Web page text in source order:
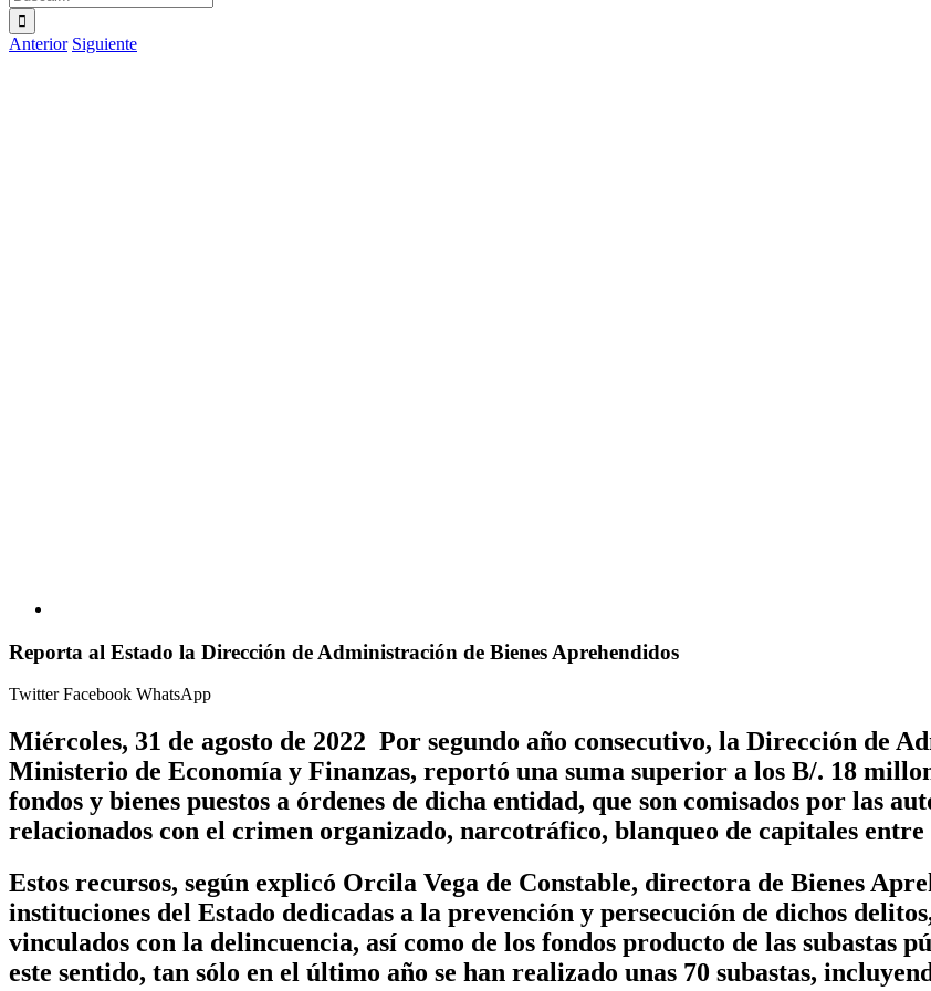
Anterior Siguiente
Reporta al Estado la Dirección de Administración de Bienes Aprehendidos
TwitterFacebook WhatsApp
Miércoles, 31 de agosto de 2022 Por segundo año consecutivo, la Dirección de
Ministerio de Economía y Finanzas, reportó una suma superior a los B/. 18
fondos y bienes puestos a órdenes de dicha entidad, que son comisados por las
relacionados con el crimen organizado, narcotráfico, blanqueo de capitales entre
Estos recursos, según explicó Orcila Vega de Constable, directora de Bienes
instituciones del Estado dedicadas a la prevención y persecución de dichos
vinculados con la delincuencia, así como de los fondos producto de las subastas
este sentido, tan sólo en el último año se han realizado unas 70 subastas,